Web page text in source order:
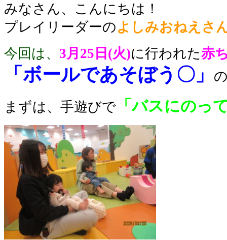
みなさん、こんにちは！
プレイリーダーのよしみおねえさ
今回は、 3月 25日(火)に行われた赤
「ボールであそぼう〇 」
まずは、手遊びで 「バスにのっ